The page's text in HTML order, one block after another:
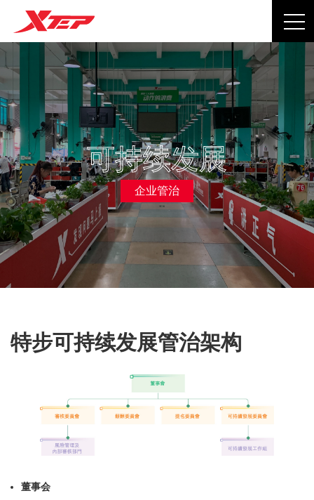
可持续发展
企业管治
特步可持续发展管治架构
董事会